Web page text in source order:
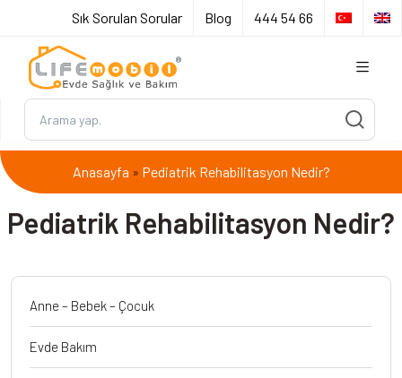
Sık Sorulan Sorular Blog 444 54 66
Pediatrik Rehabilitasyon Nedir?
Anasayfa » Pediatrik Rehabilitasyon Nedir?
Anne – Bebek – Çocuk
Evde Bakım